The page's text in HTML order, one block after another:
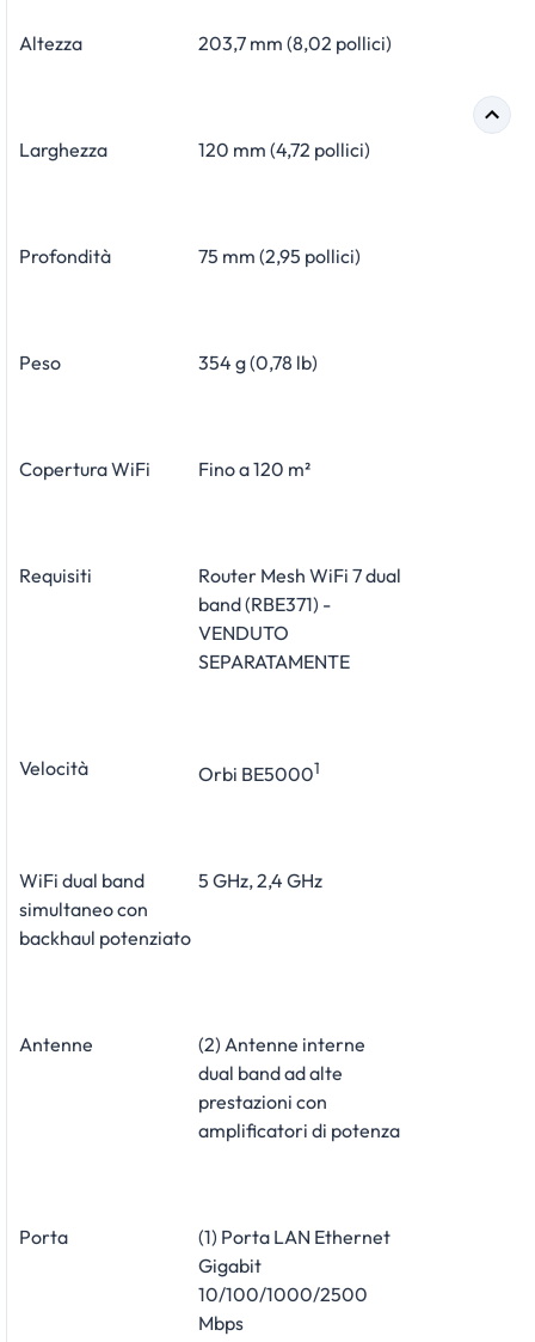
Altezza 203,7 mm (8,02 pollici)
Larghezza 120 mm (4,72 pollici)
Profondità 75 mm (2,95 pollici)
Peso 354 g (0,78 lb)
Copertura WiFi Fino a 120 m²
Requisiti
Router Mesh WiFi 7 dual
band (RBE371) -
VENDUTO
SEPARATAMENTE
Velocità Orbi BE50001
WiFi dual band
simultaneo con
backhaul potenziato
5 GHz, 2,4 GHz
Antenne
(2) Antenne interne
dual band ad alte
prestazioni con
amplificatori di potenza
Porta
(1) Porta LAN Ethernet
Gigabit
10/100/1000/2500
Mbps